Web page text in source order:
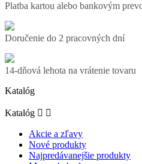
Platba kartou alebo bankovým
Doručenie do 2 pracovných dní
14-dňová lehota na vrátenie tovaru
Katalóg
Katalóg  
Akcie a zľavy
Nové produkty
Najpredávanejšie produkty